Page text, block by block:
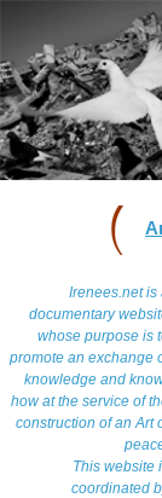
Irenees.net is
documentary
whose purpose is
promote an exchange
knowledge and
how at the service of
construction of an Art
This website
coordinated